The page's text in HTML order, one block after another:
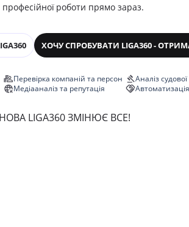
професійної роботи прямо зараз.
ХОЧУ СПРОБУВАТИ LIGA360 -
Перевірка компаній та персон
Медіааналіз та репутація
Аналіз
НОВА LIGA360 ЗМІНЮЄ ВСЕ!